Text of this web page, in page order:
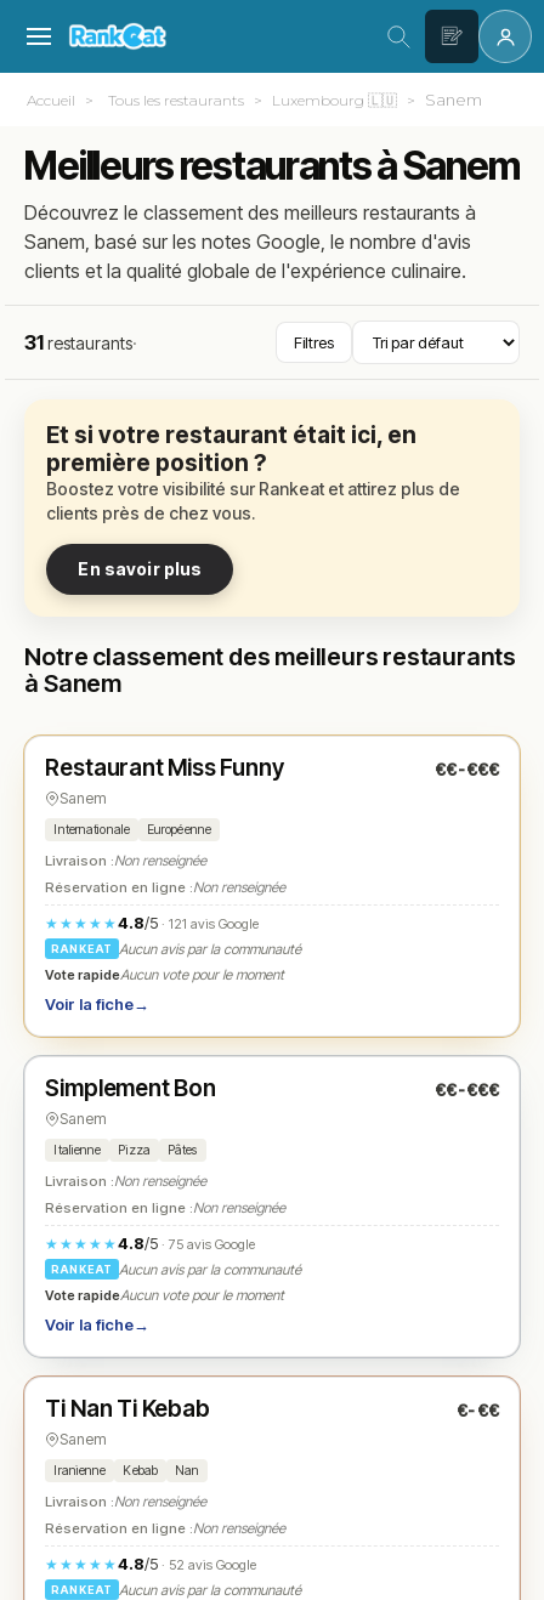
Accueil Tous les restaurants Luxembourg 🇱🇺 Sanem
Meilleurs restaurants à Sanem
Découvrez le classement des meilleurs restaurants à
Sanem, basé sur les notes Google, le nombre d'avis
clients et la qualité globale de l'expérience culinaire.
31restaurants· Filtres
Et si votre restaurant était ici, en
première position ?
Boostez votre visibilité sur Rankeat et attirez plus de
clients près de chez vous.
En savoir plus
Notre classement des meilleurs restaurants
à Sanem
★ N° 1
Restaurant Miss Funny €€-€€€
Sanem
Internationale Européenne
Livraison :Non renseignée
Réservation en ligne :Non renseignée
★★★★★4.8/5· 121 avis Google
RANKEAT
Aucun avis par la communauté
Vote rapideAucun vote pour le moment
Voir la fiche→
★ N° 2
Simplement Bon €€-€€€
Sanem
Italienne Pizza Pâtes
Livraison :Non renseignée
Réservation en ligne :Non renseignée
★★★★★4.8/5· 75 avis Google
RANKEAT
Aucun avis par la communauté
Vote rapideAucun vote pour le moment
Voir la fiche→
N° 3
Ti Nan Ti Kebab €-€€
Sanem
Iranienne Kebab Nan
Livraison :Non renseignée
Réservation en ligne :Non renseignée
★★★★★4.8/5· 52 avis Google
RANKEAT
Aucun avis par la communauté